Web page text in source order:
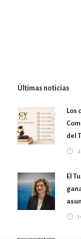
Últimas noticias
Los
del
El